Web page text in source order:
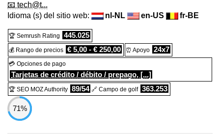
📧 tech@t...
Idioma (s) del sitio web:
nl-NL en-US fr-BE
🏆 Semrush Rating 445.025
💰 Rango de precios € 5,00 - € 250,00 ⏰ Apoyo 24x7
💳 Opciones de pago
Tarjetas de crédito / débito / prepago, [...]
🏆 SEO MOZ Authority 89/54 🔗 Campo de golf 363.253
71%